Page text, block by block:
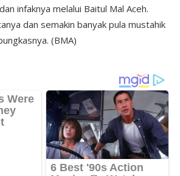
infaknya melalui Baitul Mal Aceh.
dan semakin banyak pula mustahik
(BMA)